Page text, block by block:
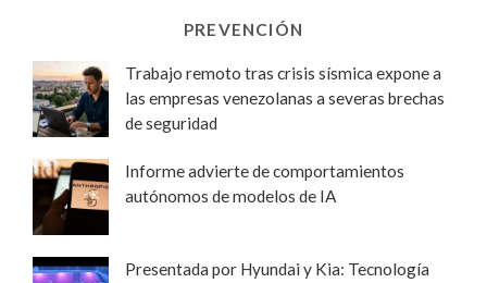
PREVENCIÓN
Trabajo remoto tras crisis sísmica expone a
las empresas venezolanas a severas brechas
de seguridad
Informe advierte de comportamientos
autónomos de modelos de IA
Presentada por Hyundai y Kia: Tecnología